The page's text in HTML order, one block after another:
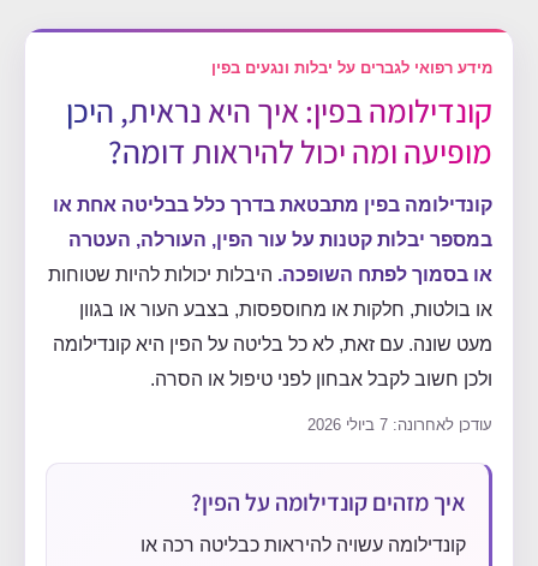
מידע רפואי לגברים על יבלות ונגעים בפין
קונדילומה בפין: איך היא נראית, היכן
מופיעה ומה יכול להיראות דומה?
קונדילומה בפין מתבטאת בדרך כלל בבליטה אחת או
במספר יבלות קטנות על עור הפין, העורלה, העטרה
או בסמוך לפתח השופכה.היבלות יכולות להיות שטוחות
או בולטות, חלקות או מחוספסות, בצבע העור או בגוון
מעט שונה. עם זאת, לא כל בליטה על הפין היא קונדילומה
ולכן חשוב לקבל אבחון לפני טיפול או הסרה.
עודכן לאחרונה: 7 ביולי 2026
איך מזהים קונדילומה על הפין?
קונדילומה עשויה להיראות כבליטה רכה או